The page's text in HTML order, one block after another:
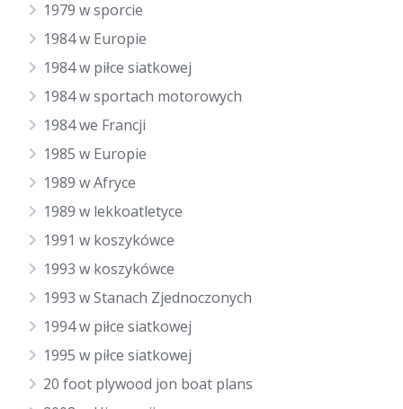
1979 w sporcie
1984 w Europie
1984 w piłce siatkowej
1984 w sportach motorowych
1984 we Francji
1985 w Europie
1989 w Afryce
1989 w lekkoatletyce
1991 w koszykówce
1993 w koszykówce
1993 w Stanach Zjednoczonych
1994 w piłce siatkowej
1995 w piłce siatkowej
20 foot plywood jon boat plans